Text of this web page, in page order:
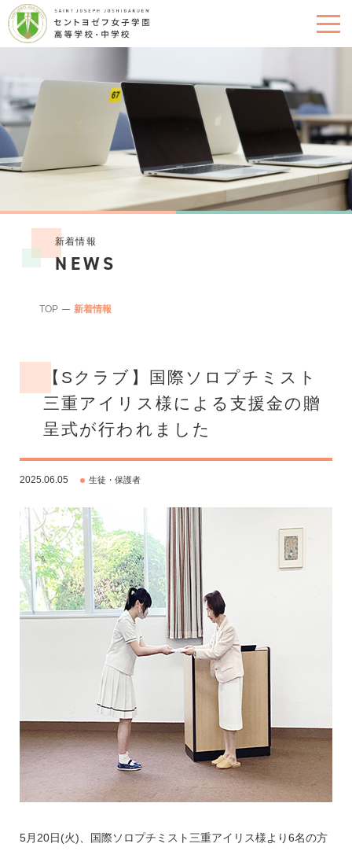
新着情報
NEWS
TOP 新着情報
【Sクラブ】国際ソロプチミスト
三重アイリス様による支援金の贈
呈式が行われました
2025.06.05 生徒・保護者
5月20日(火)、国際ソロプチミスト三重アイリス様より6名の方